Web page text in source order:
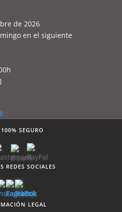
de 2026
en el siguiente
SEGURO
REDES SOCIALES
LEGAL